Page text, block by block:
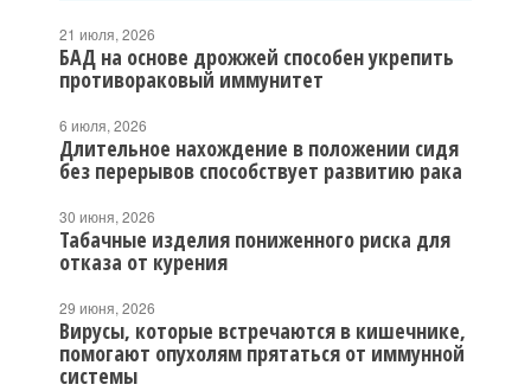
21 июля, 2026
БАД на основе дрожжей способен укрепить
противораковый иммунитет
6 июля, 2026
Длительное нахождение в положении сидя
без перерывов способствует развитию рака
30 июня, 2026
Табачные изделия пониженного риска для
отказа от курения
29 июня, 2026
Вирусы, которые встречаются в кишечнике,
помогают опухолям прятаться от иммунной
системы